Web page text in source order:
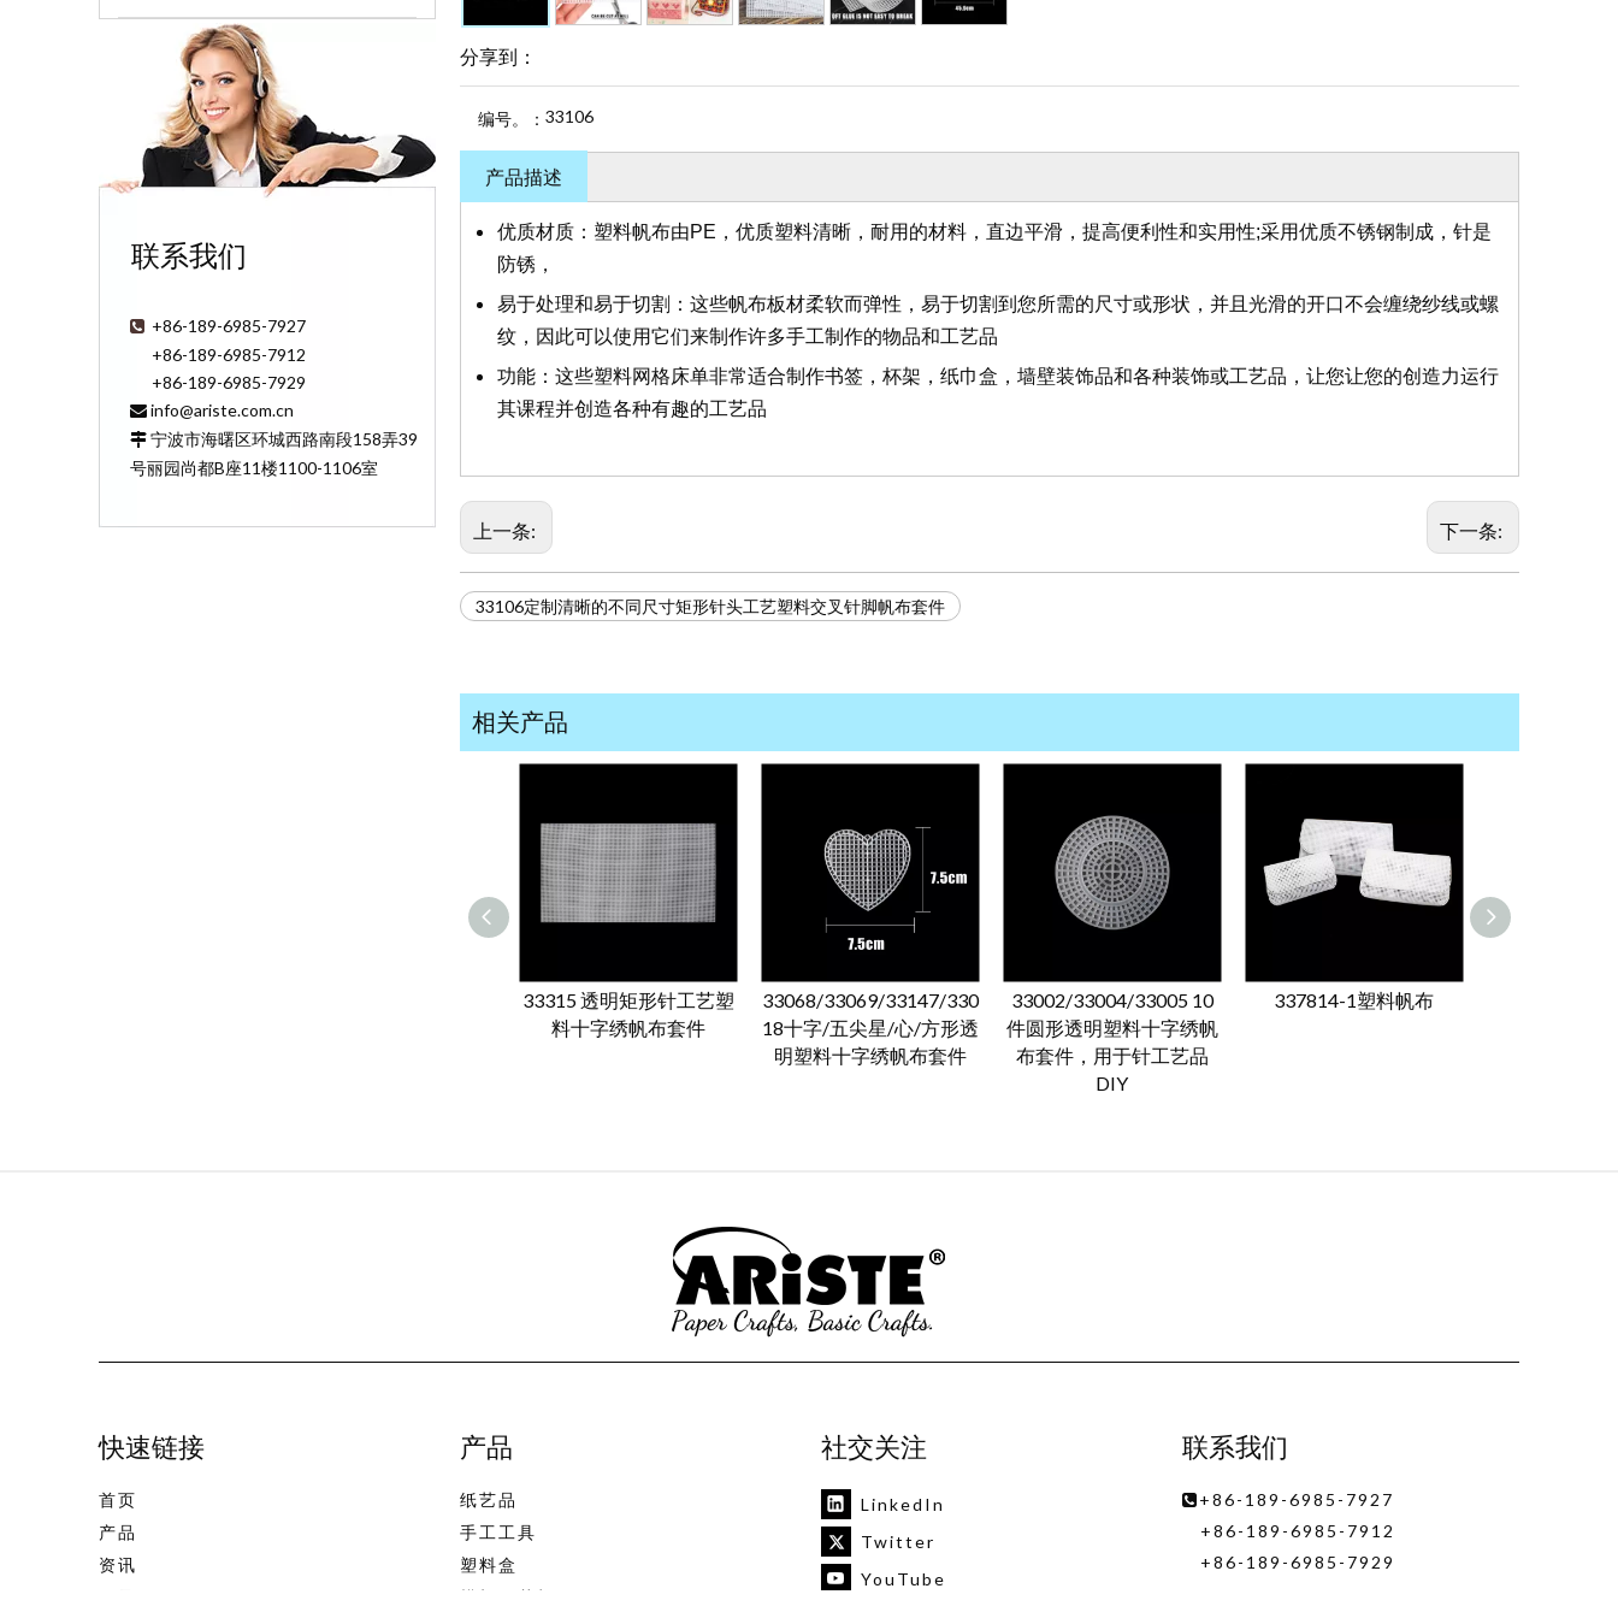
联系我们
 +86-189-6985-7927
+86-189-6985-7912
+86-189-6985-7929
 info@ariste.com.cn
 宁波市海曙区环城西路南段158弄39
号丽园尚都B座11楼1100-1106室
分享到：
编号。： 33106
产品描述
优质材质：塑料帆布由PE，优质塑料清晰，耐用的材料，直边平滑，提高便利性和实用性;采用优质不锈钢制成，针是
防锈，
易于处理和易于切割：这些帆布板材柔软而弹性，易于切割到您所需的尺寸或形状，并且光滑的开口不会缠绕纱线或螺
纹，因此可以使用它们来制作许多手工制作的物品和工艺品
功能：这些塑料网格床单非常适合制作书签，杯架，纸巾盒，墙壁装饰品和各种装饰或工艺品，让您让您的创造力运行
其课程并创造各种有趣的工艺品
上一条: 下一条:
33106定制清晰的不同尺寸矩形针头工艺塑料交叉针脚帆布套件
相关产品
33315 透明矩形针工艺塑
料十字绣帆布套件
33068/33069/33147/330
18十字/五尖星/心/方形透
明塑料十字绣帆布套件
33002/33004/33005 10
件圆形透明塑料十字绣帆
布套件，用于针工艺品
DIY
337814-1塑料帆布
快速链接
首页
产品
资讯
产品
纸艺品
手工工具
塑料盒
模切压花机
社交关注
LinkedIn
Twitter
YouTube
联系我们
 +86-189-6985-7927
+86-189-6985-7912
+86-189-6985-7929